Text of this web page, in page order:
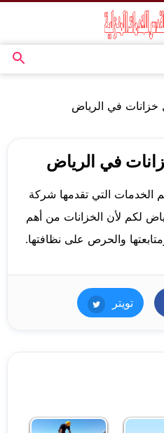
بحث
في الرياض
في الرياض
الخدمات التي تقدمها شركة
لكم لأن الخزانات من أهم
والحرص على نظافتها.
فيسبوكتويتر تويتر